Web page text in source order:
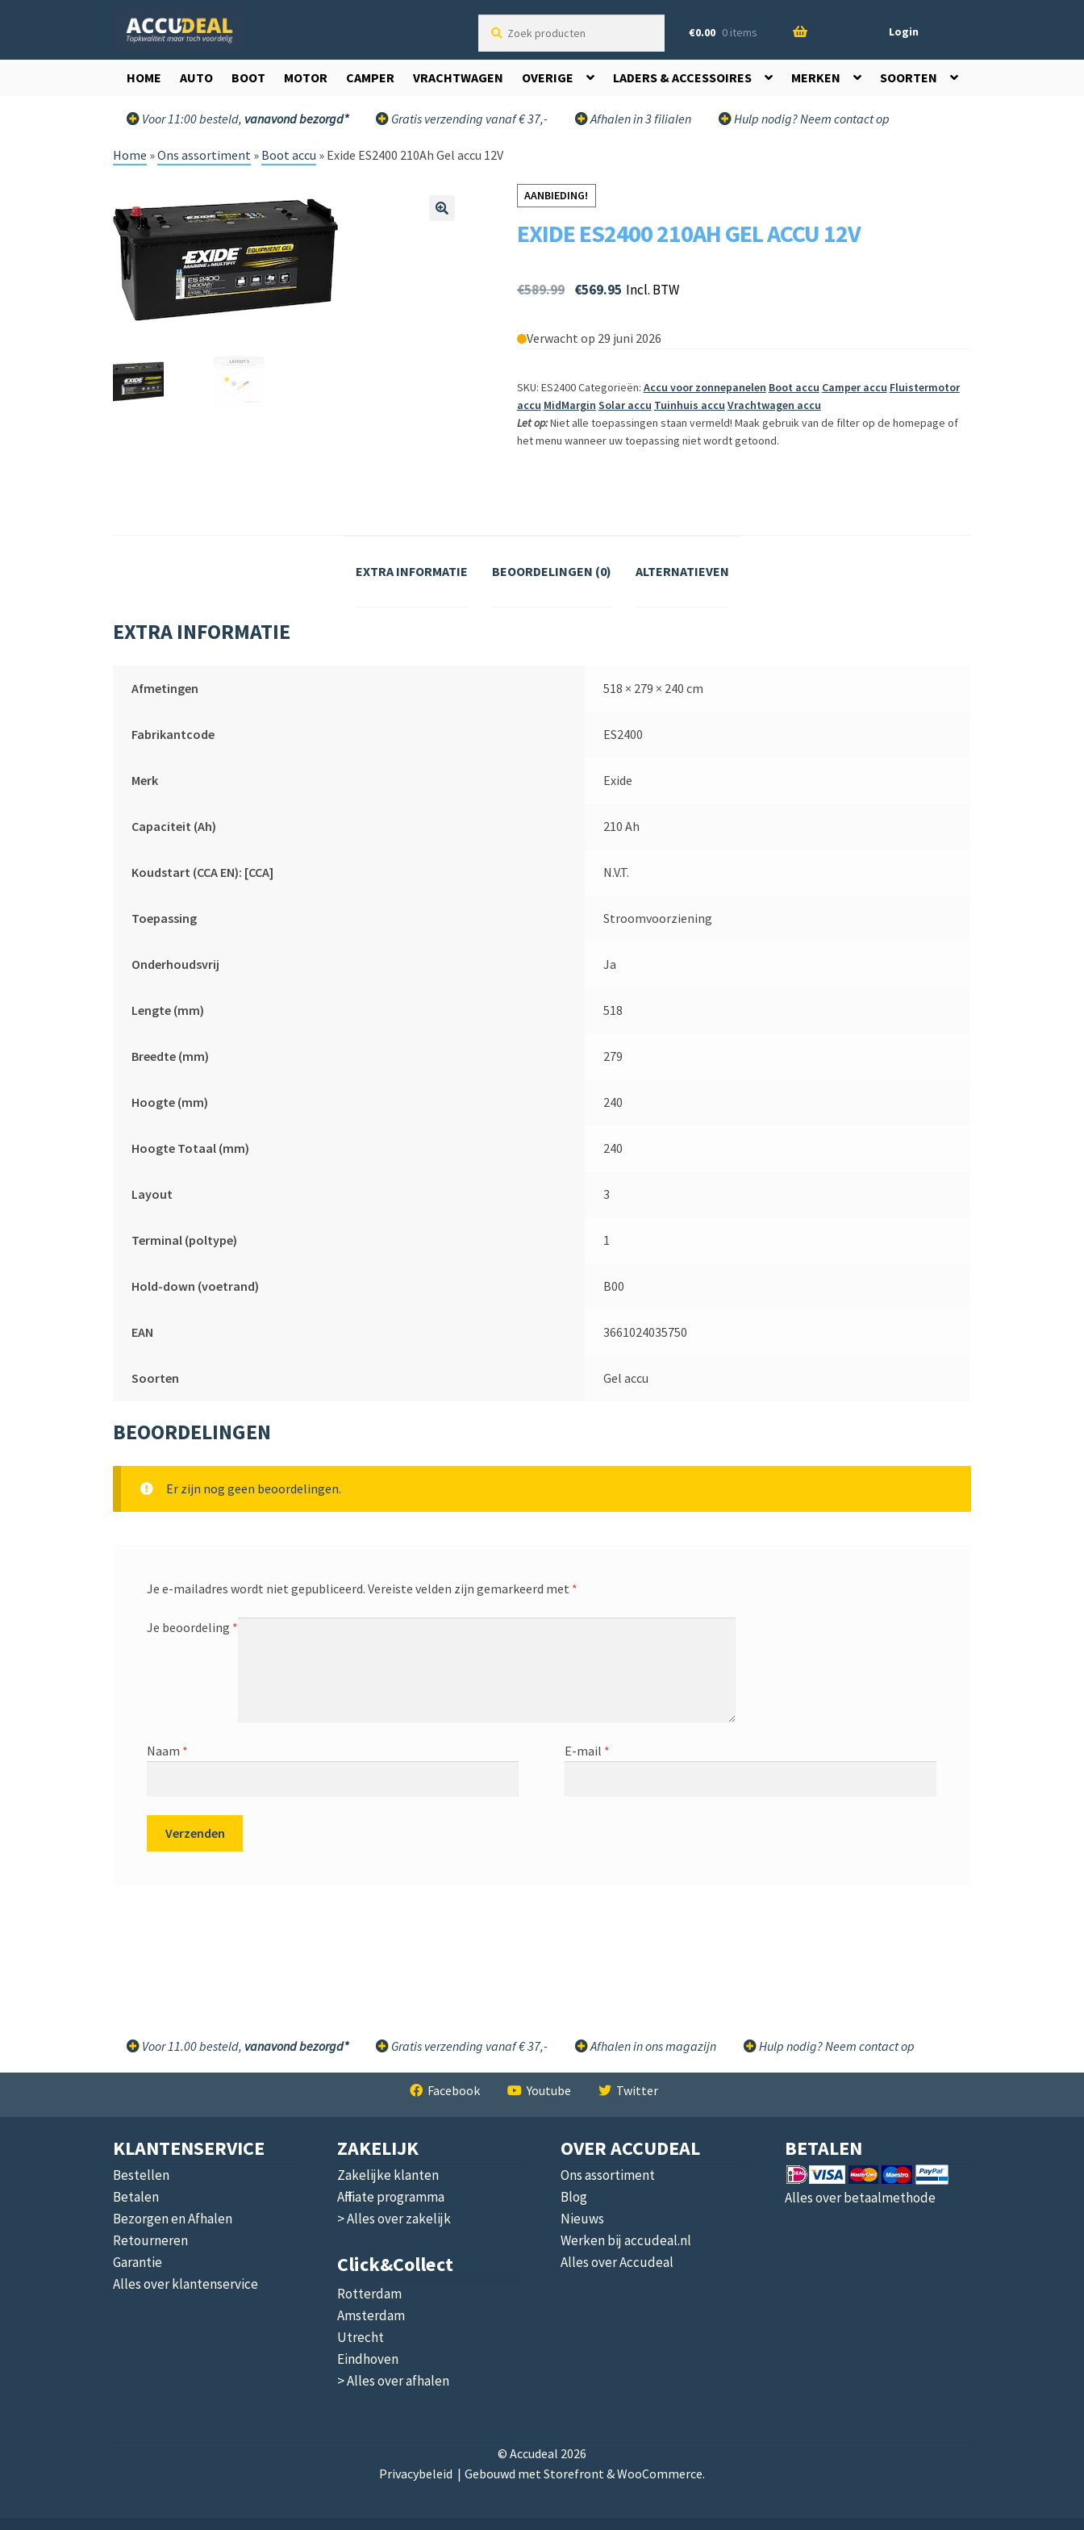
door
direct
€0.00 0 items
producten
HOME AUTO BOOT MOTOR CAMPER VRACHTWAGEN OVERIGE LADERS & ACCESSOIRES MERKEN SOORTEN
Voor 11:00 besteld, vanavond bezorgd* Gratis verzending vanaf € 37,- Afhalen in 3 filialen Hulp nodig? Neem contact op
Home »Ons assortiment » Boot accu » Exide ES2400 210Ah Gel accu 12V
AANBIEDING!
EXIDE ES2400 210AH GEL ACCU 12V
€589.99 €569.95 Incl. BTW
Verwacht op 29 juni 2026
SKU: ES2400Categorieën: Accu voor zonnepanelen Boot accu Camper accu Fluistermotor
accu MidMargin Solar accu Tuinhuis accu Vrachtwagen accu
Let op:Niet alle toepassingen staan vermeld! Maak gebruik van de filter op de homepage of
het menu wanneer uw toepassing niet wordt getoond.
EXTRA INFORMATIE BEOORDELINGEN (0) ALTERNATIEVEN
EXTRA INFORMATIE
Afmetingen 518 × 279 × 240 cm
Fabrikantcode ES2400
Merk Exide
Capaciteit (Ah) 210 Ah
Koudstart (CCA EN): [CCA] N.V.T.
Toepassing Stroomvoorziening
Onderhoudsvrij Ja
Lengte (mm) 518
Breedte (mm) 279
Hoogte (mm) 240
Hoogte Totaal (mm) 240
Layout 3
Terminal (poltype) 1
Hold-down (voetrand) B00
EAN 3661024035750
Soorten Gel accu
BEOORDELINGEN
Er zijn nog geen beoordelingen.
Je e-mailadres wordt niet gepubliceerd. Vereiste velden zijn gemarkeerd met *
Je beoordeling *
Naam * E-mail *
Voor 11.00 besteld, vanavond bezorgd* Gratis verzending vanaf € 37,- Afhalen in ons magazijn Hulp nodig? Neem contact op
Facebook Youtube Twitter
KLANTENSERVICE
Bestellen
Betalen
Bezorgen en Afhalen
Retourneren
Garantie
Alles over klantenservice
ZAKELIJK
Zakelijke klanten
Affiliate programma
> Alles over zakelijk
Click&collect
Rotterdam
Amsterdam
Utrecht
Eindhoven
> Alles over afhalen
OVER ACCUDEAL
Ons assortiment
Blog
Nieuws
Werken bij accudeal.nl
Alles over Accudeal
BETALEN
Alles over betaalmethode
© Accudeal 2026
Privacybeleid
Gebouwd met Storefront & WooCommerce.
Login